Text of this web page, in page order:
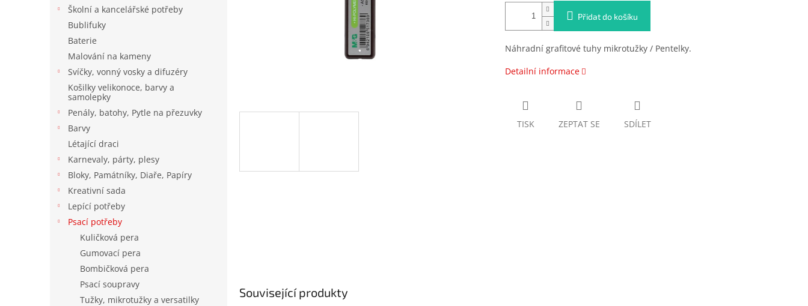
Školní a kancelářské potřeby
Bublifuky
Baterie
Malování na kameny
Svíčky, vonný vosky a difuzéry
Košilky velikonoce, barvy a
samolepky
Penály, batohy, Pytle na přezuvky
Barvy
Létající draci
Karnevaly, párty, plesy
Bloky, Památníky, Diaře, Papíry
Kreativní sada
Lepící potřeby
Psací potřeby
Kuličková pera
Gumovací pera
Bombičková pera
Psací soupravy
Tužky, mikrotužky a versatilky
Přidat do košíku
Náhradní grafitové tuhy mikrotužky / Pentelky.
Detailní informace
TISK ZEPTAT SE SDÍLET
Související produkty